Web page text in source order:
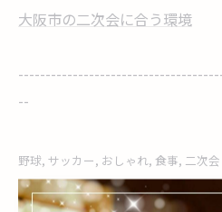
大阪市の二次会に合う環境
--
野球 サッカー おしゃれ 食事 二次会